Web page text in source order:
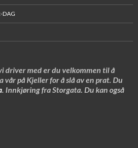
DAG
driver med er du velkommen til å
på Kjeller for å slå av en prat. Du
. Innkjøring fra Storgata. Du kan også